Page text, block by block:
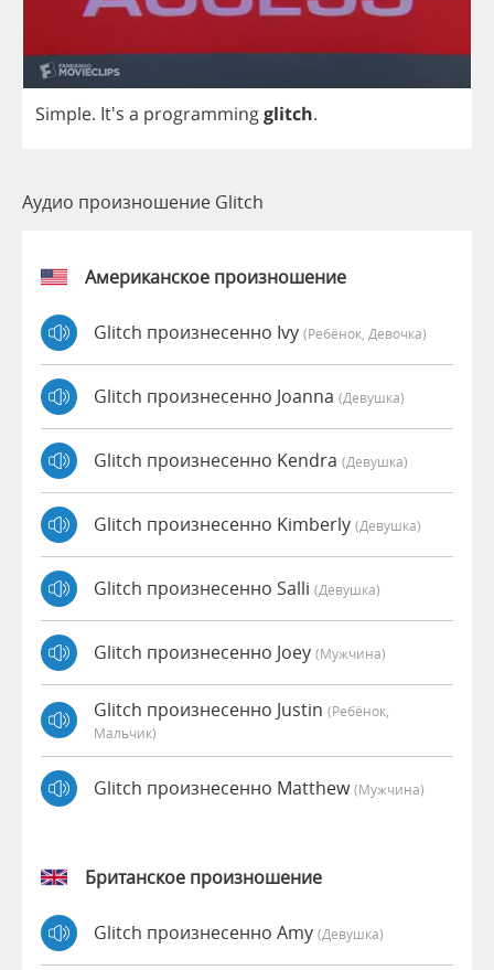
Simple. It's a programmingglitch.
Аудио произношение Glitch
Американское произношение
Glitch произнесенно Ivy (Ребёнок, Девочка)
Glitch произнесенно Joanna (девушка)
Glitch произнесенно Kendra (девушка)
Glitch произнесенно Kimberly (девушка)
Glitch произнесенно Salli (девушка)
Glitch произнесенно Joey (мужчина)
Glitch произнесенно Justin (Ребёнок,
Мальчик)
Glitch произнесенно Matthew(мужчина)
Британское произношение
Glitch произнесенно Amy (девушка)